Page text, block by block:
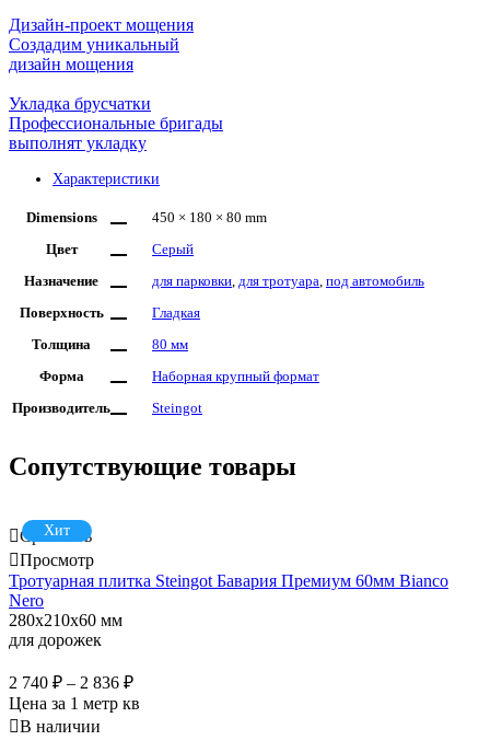
Дизайн-проект мощения
Создадим уникальный
дизайн мощения
Укладка брусчатки
Профессиональные бригады
выполнят укладку
Характеристики
Dimensions
450 × 180 × 80 mm
Цвет
Серый
Назначение
для парковки для тротуара под автомобиль
Поверхность
Гладкая
Толщина
80 мм
Форма
Наборная крупный формат
Производитель
Steingot
Сопутствующие товары
Хит
Сравнить
Просмотр
Тротуарная плитка Steingot Бавария Премиум 60мм Bianco
Nero
280x210x60 мм
для дорожек
2 740 ₽ – 2 836 ₽
Цена за 1 метр кв
В наличии